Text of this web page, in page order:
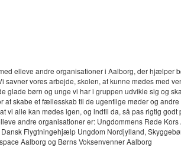
elleve andre organisationer i Aalborg, der hjælper
savner vores arbejde, skolen, at kunne mødes med
glade børn og unge vi har i gruppen udvikle sig og
at skabe et fællesskab til de ugentlige møder og
vi alle kan mødes igen, og indtil da, så pas rigtig
andre organisationer er: Ungdommens Røde
Flygtningehjælp Ungdom Nordjylland,
Aalborg og Børns Voksenvenner Aalborg